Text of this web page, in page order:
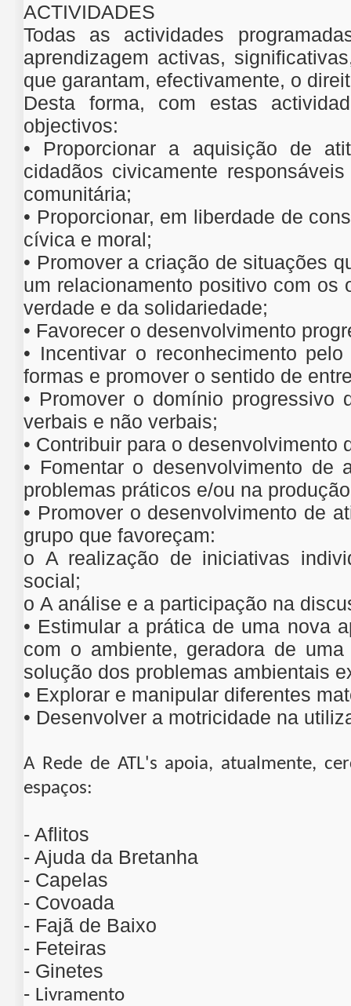
ACTIVIDADES
Todas as actividades
aprendizagem activas,
que garantam, efectivamente, o
Desta forma, com estas
objectivos:
• Proporcionar a aquisição de
cidadãos civicamente
comunitária;
• Proporcionar, em liberdade de
cívica e moral;
• Promover a criação de situações
um relacionamento positivo com
verdade e da solidariedade;
• Favorecer o desenvolvimento
• Incentivar o reconhecimento
formas e promover o sentido de
• Promover o domínio
verbais e não verbais;
• Contribuir para o desenvolvimento
• Fomentar o desenvolvimento
problemas práticos e/ou na
• Promover o desenvolvimento de
grupo que favoreçam:
o A realização de iniciativas
social;
o A análise e a participação na
• Estimular a prática de uma nova
com o ambiente, geradora de
solução dos problemas ambientais
• Explorar e manipular diferentes
• Desenvolver a motricidade na
A Rede de ATL's apoia, atualmente,
espaços:
- Aflitos
- Ajuda da Bretanha
- Capelas
- Covoada
- Fajã de Baixo
- Feteiras
- Ginetes
- Livramento